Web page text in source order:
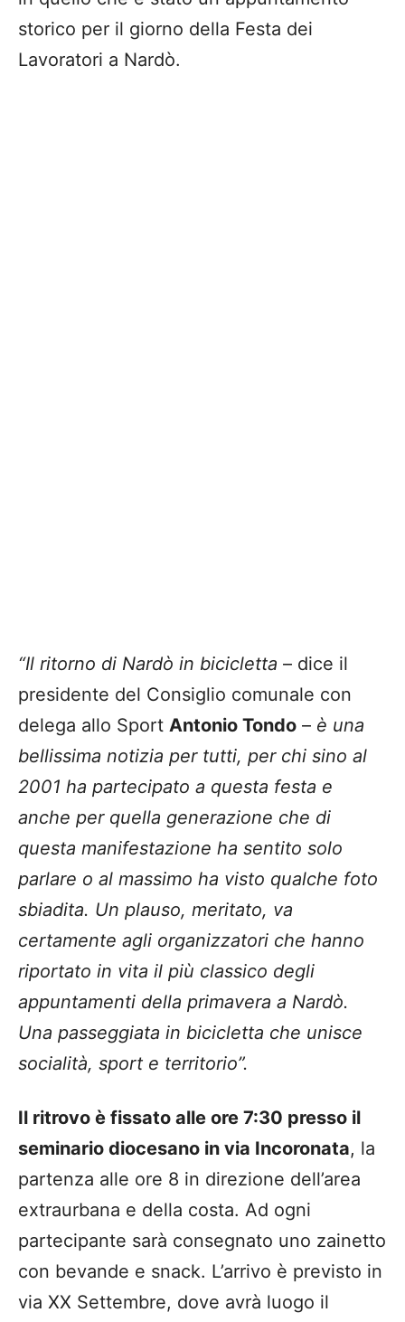
storico per il giorno della Festa dei
Lavoratori a Nardò.
“Il ritorno di Nardò in bicicletta – dice il
presidente del Consiglio comunale con
delega allo Sport Antonio Tondo – è una
bellissima notizia per tutti, per chi sino al
2001 ha partecipato a questa festa e
anche per quella generazione che di
questa manifestazione ha sentito solo
parlare o al massimo ha visto qualche foto
sbiadita. Un plauso, meritato, va
certamente agli organizzatori che hanno
riportato in vita il più classico degli
appuntamenti della primavera a Nardò.
Una passeggiata in bicicletta che unisce
socialità, sport e territorio”.
Il ritrovo è fissato alle ore 7:30 presso il
seminario diocesano in via Incoronata, la
partenza alle ore 8 in direzione dell’area
extraurbana e della costa. Ad ogni
partecipante sarà consegnato uno zainetto
con bevande e snack. L’arrivo è previsto in
via XX Settembre, dove avrà luogo il